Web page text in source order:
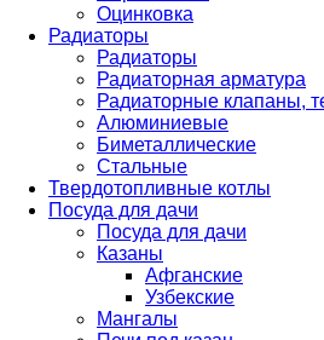
Оцинковка
Радиаторы
Радиаторы
Радиаторная арматура
Радиаторные клапаны,
Алюминиевые
Биметаллические
Стальные
Твердотопливные котлы
Посуда для дачи
Посуда для дачи
Казаны
Афганские
Узбекские
Мангалы